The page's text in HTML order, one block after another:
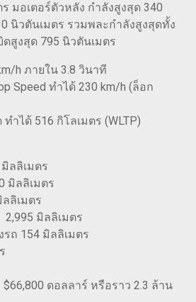
มอเตอร์ตัวหลัง กำลังสูงสุด 340
นิวตันเมตร รวมพละกำลังสูงสุดทั้ง
สูงสุด 795 นิวตันเมตร
h ภายใน 3.8 วินาที
Speed ทำได้ 230 km/h (ล็อก
ำได้ 516 กิโลเมตร (WLTP)
ลลิเมตร
มิลลิเมตร
ลิเมตร
มิลลิเมตร
ถ 154 มิลลิเมตร
ดอลลาร์ หรือราว 2.3 ล้าน